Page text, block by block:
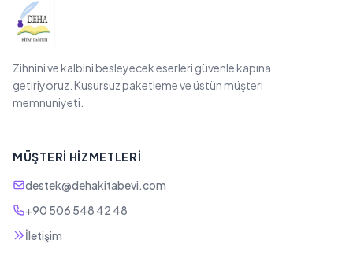
Zihnini ve kalbini besleyecek eserleri güvenle kapına
getiriyoruz. Kusursuz paketleme ve üstün müşteri
memnuniyeti.
MÜŞTERI HIZMETLERI
destek@dehakitabevi.com
+90 506 548 42 48
İletişim